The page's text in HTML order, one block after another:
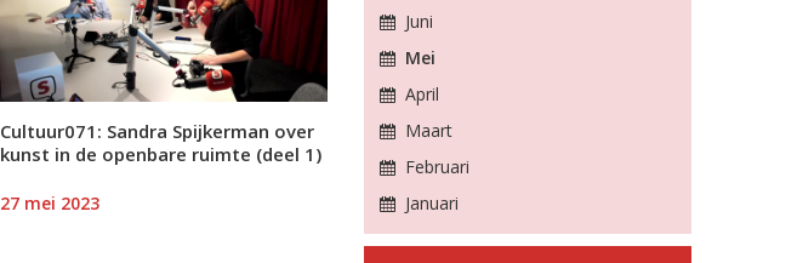
Cultuur071: Sandra Spijkerman over
kunst in de openbare ruimte (deel 1)
27 mei 2023
Juni
Mei
April
Maart
Februari
Januari